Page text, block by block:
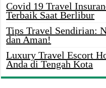
Covid 19 Travel
Terbaik Saat Berlibur
Tips Travel Sendirian:
dan Aman!
Luxury Travel Escort
Anda di Tengah Kota